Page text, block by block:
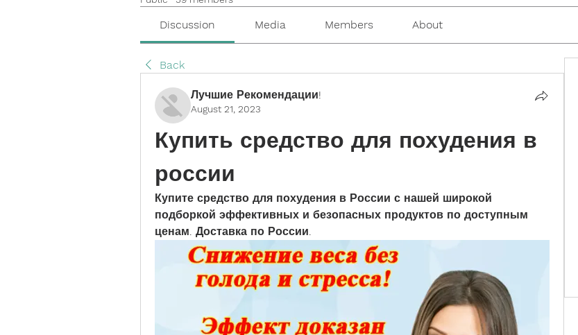
Discussion Media Members About
Back
Лучшие Рекомендации!
August 21, 2023
Купить средство для похудения в
россии
Купите средство для похудения в России с нашей широкой
подборкой эффективных и безопасных продуктов по доступным
ценам. Доставка по России.